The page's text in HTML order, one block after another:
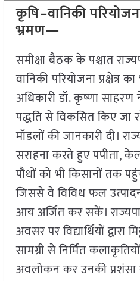
कृषि–वानिकी
भ्रमण—
समीक्षा बैठक के पश्चात
वानिकी परियोजना प्रक्षेत्र
अधिकारी डॉ. कृष्णा
पद्धति से विकसित किए जा
मॉडलों की जानकारी दी।
सराहना करते हुए पपीता,
पौधों को भी किसानों तक
जिससे वे विविध फल
आय अर्जित कर सकें।
अवसर पर विद्यार्थियों द्वारा
सामग्री से निर्मित
अवलोकन कर उनकी प्रशंसा